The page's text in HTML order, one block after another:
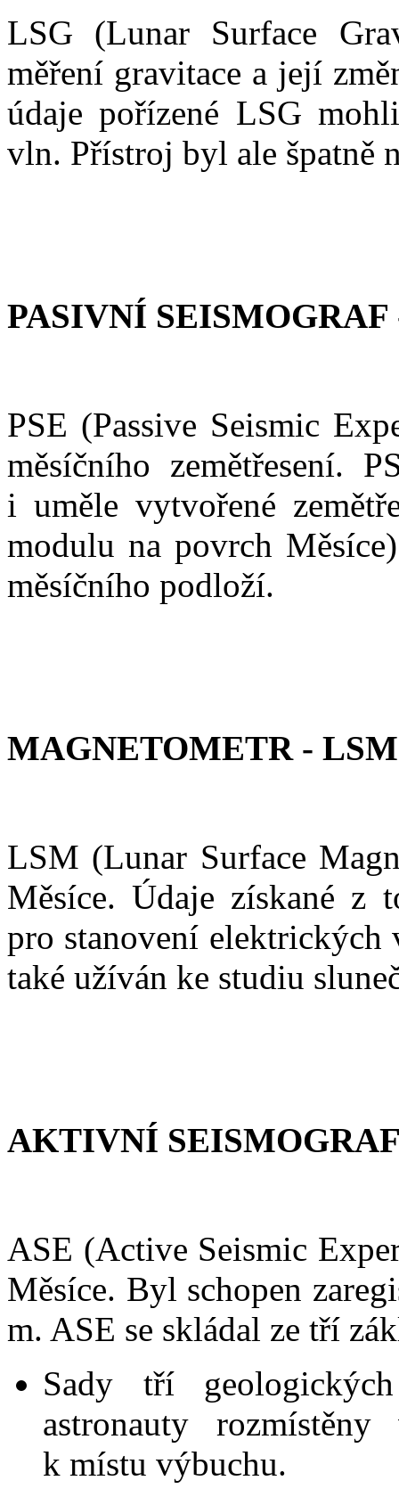
LSG (Lunar Surface
měření gravitace a její
údaje pořízené LSG
vln. Přístroj byl ale špatně
PASIVNÍ SEISMOGRAF
PSE (Passive Seismic
měsíčního zemětřesení.
i uměle vytvořené
modulu na povrch
měsíčního podloží.
MAGNETOMETR - LSM
LSM (Lunar Surface
Měsíce. Údaje získané z
pro stanovení
také užíván ke studiu
AKTIVNÍ
ASE (Active Seismic
Měsíce. Byl schopen
m. ASE se skládal ze tří
Sady tří
astronauty
k místu výbuchu.